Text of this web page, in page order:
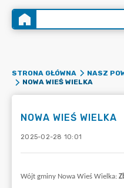
STRONA GŁÓWNA NASZ
NOWA WIEŚ WIELKA
NOWA WIEŚ WIELKA
2025-02-28 10:01